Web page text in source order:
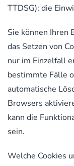
TTDSG); die
Sie können Ihren
das Setzen von
nur im Einzelfall
bestimmte Fälle
automatische
Browsers
kann die
sein.
Welche Cookies